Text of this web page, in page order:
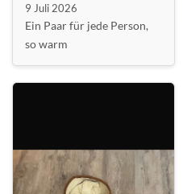
9 Juli 2026
Ein Paar für jede Person,
so warm